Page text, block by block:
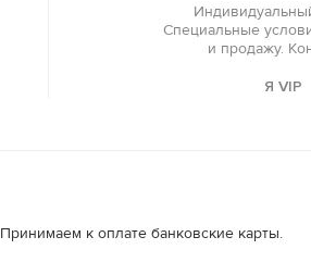
Специальные
и продажу.
Я VIP
Принимаем к оплате банковские карты.